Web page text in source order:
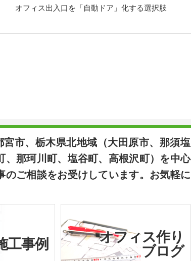
オフィス出入口を「自動ドア」化する選択肢
市、栃木県北地域（大田原市、那須塩
那珂川町、塩谷町、高根沢町）を中心
ご相談をお受けしています。お気軽に
工事例
オフィス作り
ブログ